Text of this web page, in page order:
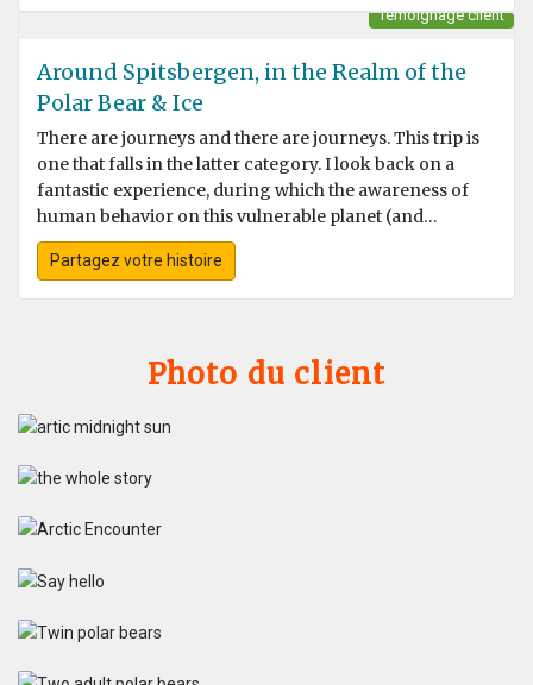
Témoignage client
Around Spitsbergen, in the Realm of the
Polar Bear & Ice
There are journeys and there are journeys. This trip is
one that falls in the latter category. I look back on a
fantastic experience, during which the awareness of
human behavior on this vulnerable planet (and
especially the Arctic) became very clear to me.
Partagez votre histoire
Photo du client